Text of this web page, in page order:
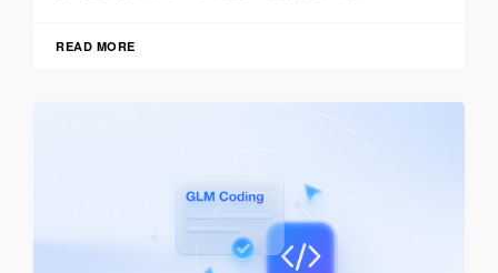
READ MORE